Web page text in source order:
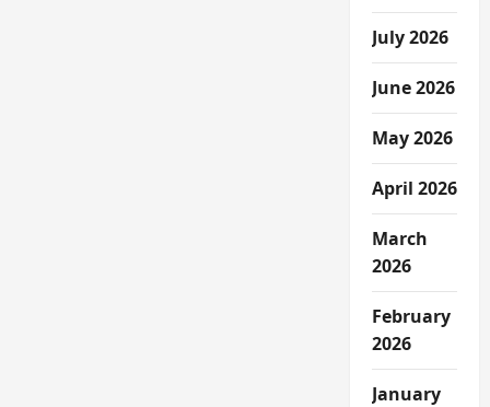
July 2026
June 2026
May 2026
April 2026
March
2026
February
2026
January